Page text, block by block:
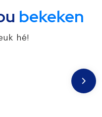
bekeken
hé!